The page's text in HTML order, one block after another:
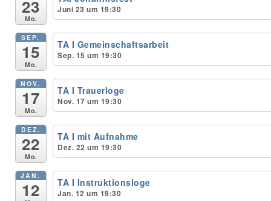
Freimaurerei
100 F.A.Q.
Leitgedanken
Loge
Selbstverständnis
Unser Bijou
23
Mo.
Juni 23 um 19:30
SEP.
15
Mo.
TA I Gemeinschaftsarbeit
Sep. 15 um 19:30
NOV.
17
Mo.
TA I Trauerloge
Nov. 17 um 19:30
DEZ.
22
Mo.
TA I mit Aufnahme
Dez. 22 um 19:30
JAN.
12 TA I Instruktionsloge
Jan. 12 um 19:30